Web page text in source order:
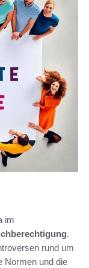
im
.
rund um
Normen und die